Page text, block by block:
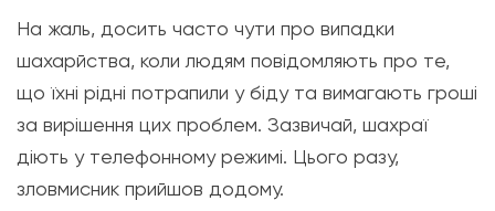
На жаль, досить часто чути про випадки
шахарйства, коли людям повідомляють про те,
що їхні рідні потрапили у біду та вимагають гроші
за вирішення цих проблем. Зазвичай, шахраї
діють у телефонному режимі. Цього разу,
зловмисник прийшов додому.